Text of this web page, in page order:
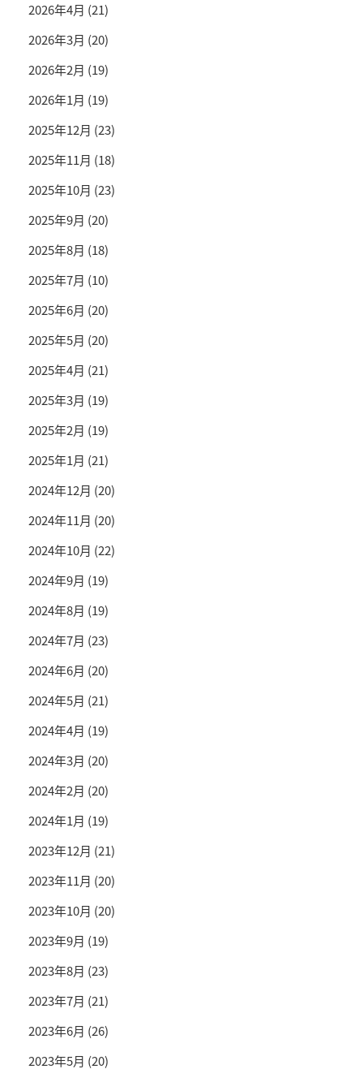
2026年4月 (21)
2026年3月 (20)
2026年2月 (19)
2026年1月 (19)
2025年12月 (23)
2025年11月 (18)
2025年10月 (23)
2025年9月 (20)
2025年8月 (18)
2025年7月 (10)
2025年6月 (20)
2025年5月 (20)
2025年4月 (21)
2025年3月 (19)
2025年2月 (19)
2025年1月 (21)
2024年12月 (20)
2024年11月 (20)
2024年10月 (22)
2024年9月 (19)
2024年8月 (19)
2024年7月 (23)
2024年6月 (20)
2024年5月 (21)
2024年4月 (19)
2024年3月 (20)
2024年2月 (20)
2024年1月 (19)
2023年12月 (21)
2023年11月 (20)
2023年10月 (20)
2023年9月 (19)
2023年8月 (23)
2023年7月 (21)
2023年6月 (26)
2023年5月 (20)